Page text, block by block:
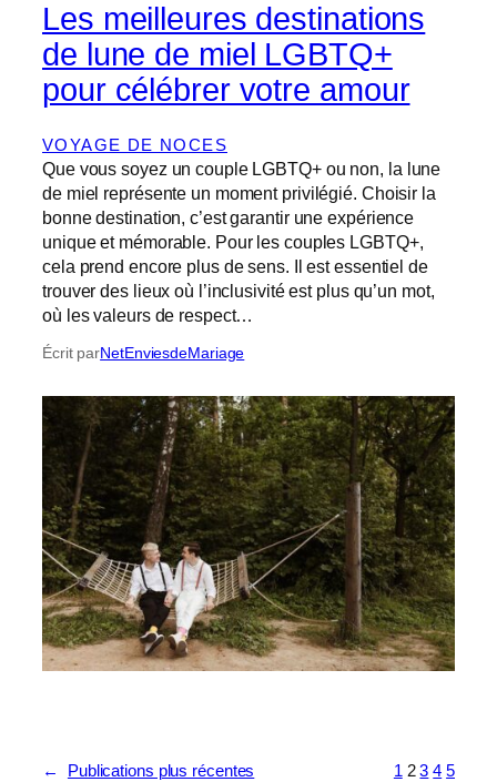
Les meilleures destinations
de lune de miel LGBTQ+
pour célébrer votre amour
VOYAGE DE NOCES
Que vous soyez un couple LGBTQ+ ou non, la lune
de miel représente un moment privilégié. Choisir la
bonne destination, c’est garantir une expérience
unique et mémorable. Pour les couples LGBTQ+,
cela prend encore plus de sens. Il est essentiel de
trouver des lieux où l’inclusivité est plus qu’un mot,
où les valeurs de respect…
Écrit parNetEnviesdeMariage
← Publications plus récentes 1 2 3 4 5